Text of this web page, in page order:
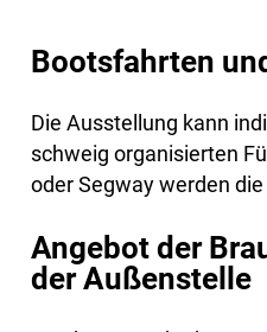
Bootsfahrten
Die Ausstellung kann
schweig organisierten
oder Segway werden
Angebot der
der Außenstelle